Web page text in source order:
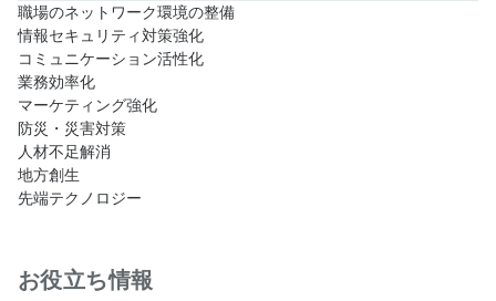
職場のネットワーク環境の整備
情報セキュリティ対策強化
コミュニケーション活性化
業務効率化
マーケティング強化
防災・災害対策
人材不足解消
地方創生
先端テクノロジー
お役立ち情報